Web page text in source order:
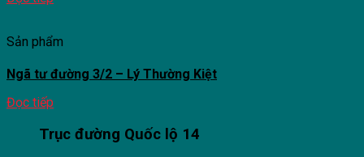
Sản phẩm
Ngã tư đường 3/2 – Lý Thường Kiệt
Đọc tiếp
Trục đường Quốc lộ 14